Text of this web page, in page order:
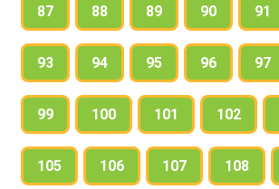
87 88 89 90 91
93 94 95 96 97
99 100 101 102
105 106 107 108